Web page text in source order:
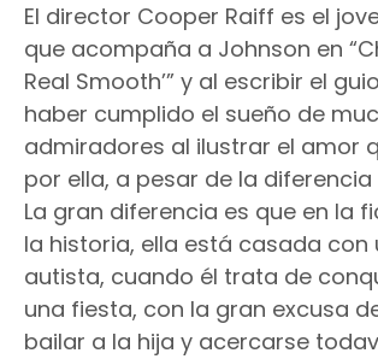
El director Cooper Raiff es el
que acompaña a Johnson en
Real Smooth’” y al escribir el
haber cumplido el sueño de
admiradores al ilustrar el amor
por ella, a pesar de la
La gran diferencia es que en la
la historia, ella está casada con
autista, cuando él trata de
una fiesta, con la gran excusa
bailar a la hija y acercarse